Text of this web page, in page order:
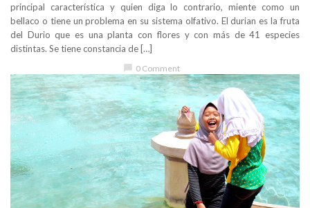
principal característica y quien diga lo contrario, miente como un
bellaco o tiene un problema en su sistema olfativo. El durian es la fruta
del Durio que es una planta con flores y con más de 41 especies
distintas. Se tiene constancia de […]
chat_bubble 0 Comment